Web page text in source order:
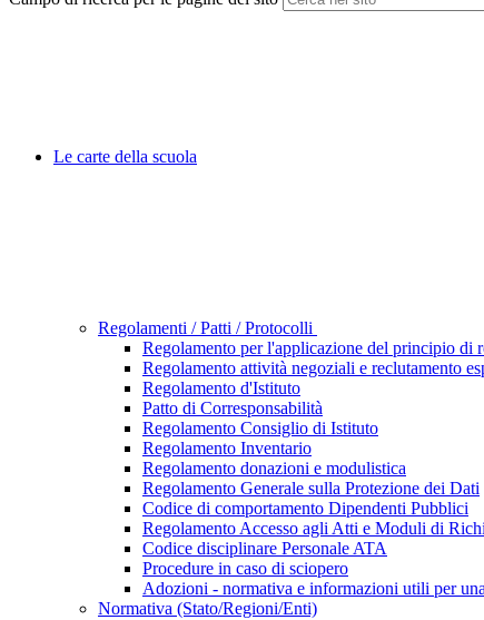
Le carte della scuola
Regolamenti / Patti / Protocolli
Regolamento per l'applicazione del principio di
Regolamento attività negoziali e reclutamento
Regolamento d'Istituto
Patto di Corresponsabilità
Regolamento Consiglio di Istituto
Regolamento Inventario
Regolamento donazioni e modulistica
Regolamento Generale sulla Protezione dei Dati
Codice di comportamento Dipendenti Pubblici
Regolamento Accesso agli Atti e Moduli di
Codice disciplinare Personale ATA
Procedure in caso di sciopero
Adozioni - normativa e informazioni utili per
Normativa (Stato/Regioni/Enti)